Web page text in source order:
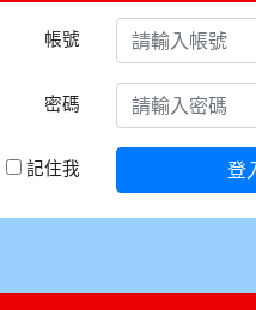
帳號
密碼
記住我 登